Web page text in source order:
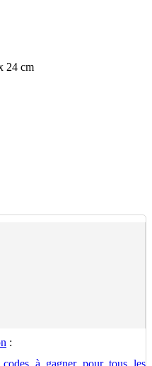
24 cm
:
à gagner pour tous les